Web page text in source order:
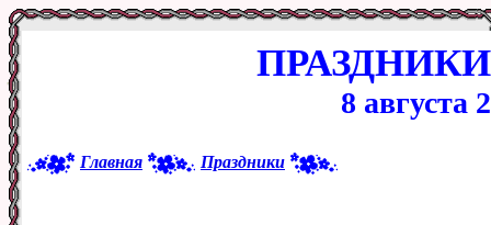
8 августа
Главная Праздники